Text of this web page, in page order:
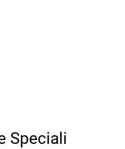
Speciali